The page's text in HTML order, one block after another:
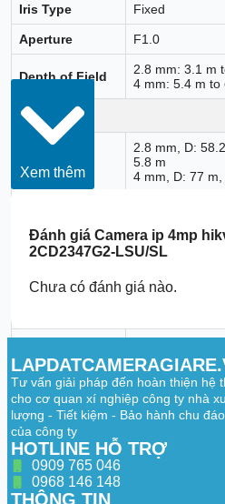
Iris Type Fixed
Aperture F1.0
Depth of Field
2.8 mm: 3.1 m
4 mm: 5.4 m to
DORI
DORI
2.8 mm, D:
5.8 m
4 mm, D: 77
Supplement
Supplement
Light
Yes
Video
Main Stream
1280 × 720)
Xem thêm
Đánh giáCamera ip 4mp
2CD2347G2-LSU/SL
Chưa có đánh giá nào.
Tư vấn giải pháp đến hoàn thiện hệ
cho cơ quan xí nghiệp công ty nhà
lượng - Tiết kiệm - Bảo hành chu
của công ty
HOTLINE HỖ TRỢ
0909 765 046
0968 146 148
THÔNG TIN